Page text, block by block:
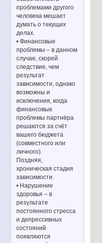
проблемами другого
человека мешает
думать о текущих
делах.
• Финансовые
проблемы – в данном
случае, скорей
следствие, чем
результат
зависимости, однако
возможны и
исключения, когда
финансовые
проблемы партнёра
решаются за счёт
вашего бюджета
(совместного или
личного).
Поздняя,
хроническая стадия
зависимости.
• Нарушение
здоровья – в
результате
постоянного стресса
и депрессивных
состояний
появляются